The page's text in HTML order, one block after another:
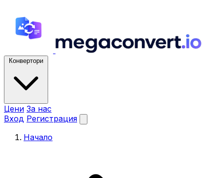
Конвертори
Цени За нас
Вход Регистрация
Начало